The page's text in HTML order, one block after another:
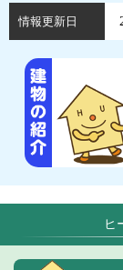
情報更新日
ヒ